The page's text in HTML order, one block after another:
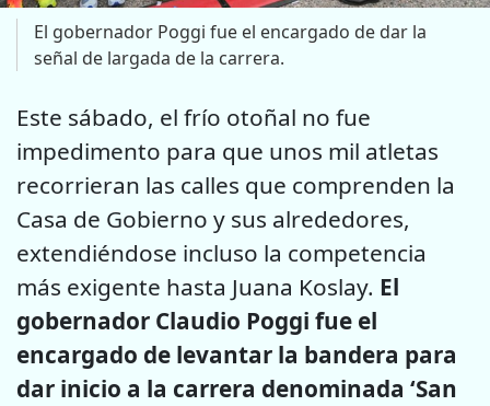
El gobernador Poggi fue el encargado de dar la
señal de largada de la carrera.
Este sábado, el frío otoñal no fue
impedimento para que unos mil atletas
recorrieran las calles que comprenden la
Casa de Gobierno y sus alrededores,
extendiéndose incluso la competencia
más exigente hasta Juana Koslay. El
gobernador Claudio Poggi fue el
encargado de levantar la bandera para
dar inicio a la carrera denominada ‘San